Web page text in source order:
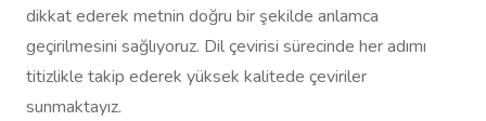
dikkat ederek metnin doğru bir şekilde anlamca
geçirilmesini sağlıyoruz. Dil çevirisi sürecinde her adımı
titizlikle takip ederek yüksek kalitede çeviriler
sunmaktayız.